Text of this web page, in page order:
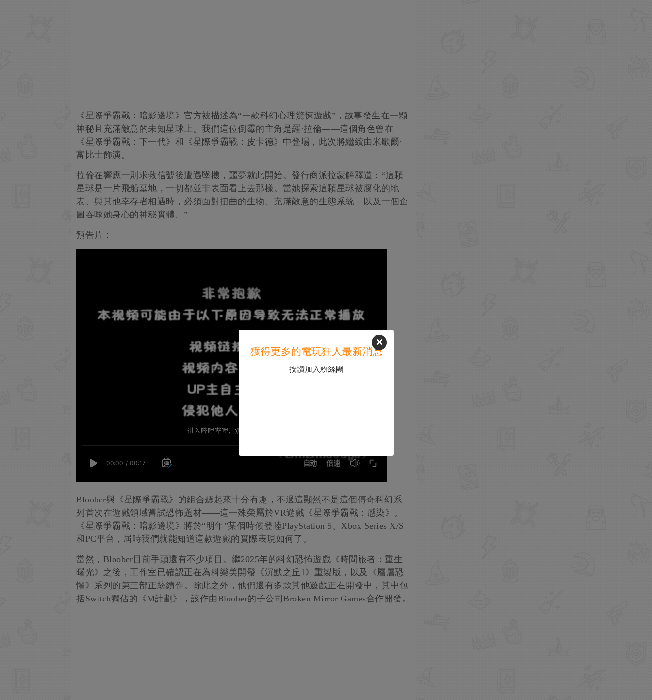
《星際爭霸戰：暗影邊境》官方被描述為“一款科幻心理驚悚遊戲”，故事發生在一顆
神秘且充滿敵意的未知星球上。我們這位倒霉的主角是羅·拉倫——這個角色曾在
《星際爭霸戰：下一代》和《星際爭霸戰：皮卡德》中登場，此次將繼續由米歇爾·
富比士飾演。
拉倫在響應一則求救信號後遭遇墜機，噩夢就此開始。發行商派拉蒙解釋道：“這顆
星球是一片飛船墓地，一切都並非表面看上去那樣。當她探索這顆星球被腐化的地
表、與其他幸存者相遇時，必須面對扭曲的生物、充滿敵意的生態系統，以及一個企
圖吞噬她身心的神秘實體。”
預告片：
Bloober與《星際爭霸戰》的組合聽起來十分有趣，不過這顯然不是這個傳奇科幻系
列首次在遊戲領域嘗試恐怖題材——這一殊榮屬於VR遊戲《星際爭霸戰：感染》。
《星際爭霸戰：暗影邊境》將於“明年”某個時候登陸PlayStation 5、Xbox Series X/S
和PC平台，屆時我們就能知道這款遊戲的實際表現如何了。
當然，Bloober目前手頭還有不少項目。繼2025年的科幻恐怖遊戲《時間旅者：重生
曙光》之後，工作室已確認正在為科樂美開發《沉默之丘1》重製版，以及《層層恐
懼》系列的第三部正統續作。除此之外，他們還有多款其他遊戲正在開發中，其中包
括Switch獨佔的《M計劃》，該作由Bloober的子公司Broken Mirror Games合作開發。
獲得更多的電玩狂人最新消息
按讚加入粉絲團